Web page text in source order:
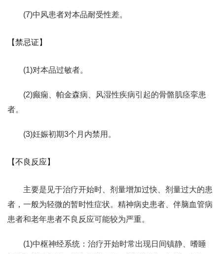
(7)中风患者对本品耐受性差。
【禁忌证】
(1)对本品过敏者。
(2)癫痫、帕金森病、风湿性疾病引起的骨骼肌痉挛患
者。
(3)妊娠初期3个月内禁用。
【不良反应】
主要是见于治疗开始时、剂量增加过快、剂量过大的患
者，一般为轻微的暂时性症状。精神病史患者、伴脑血管病
患者和老年患者不良反应可能较为严重。
(1)中枢神经系统：治疗开始时常出现日间镇静、嗜睡